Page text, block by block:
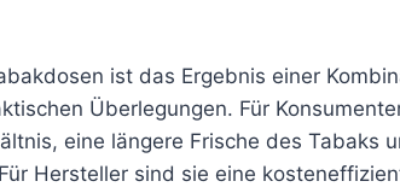
ist das Ergebnis einer
Überlegungen. Für
eine längere Frische des Tabaks
Hersteller sind sie eine